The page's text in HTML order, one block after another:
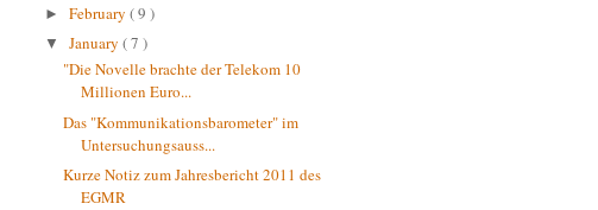
► February ( 9 )
▼ January ( 7 )
"Die Novelle brachte der Telekom 10
Millionen Euro...
Das "Kommunikationsbarometer" im
Untersuchungsauss...
Kurze Notiz zum Jahresbericht 2011 des
EGMR